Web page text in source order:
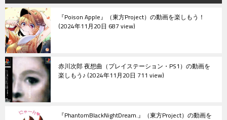
ョ
ン
『Poison Apple』（東方Project）の動画を楽しもう！
2024年11月20日 687 view
赤川次郎 夜想曲（プレイステーション・PS1）の動画を
楽しもう♪ 2024年11月20日 711 view
『PhantomBlackNightDream.』（東方Project）の動画を